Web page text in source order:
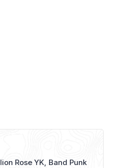
Rose YK, Band Punk